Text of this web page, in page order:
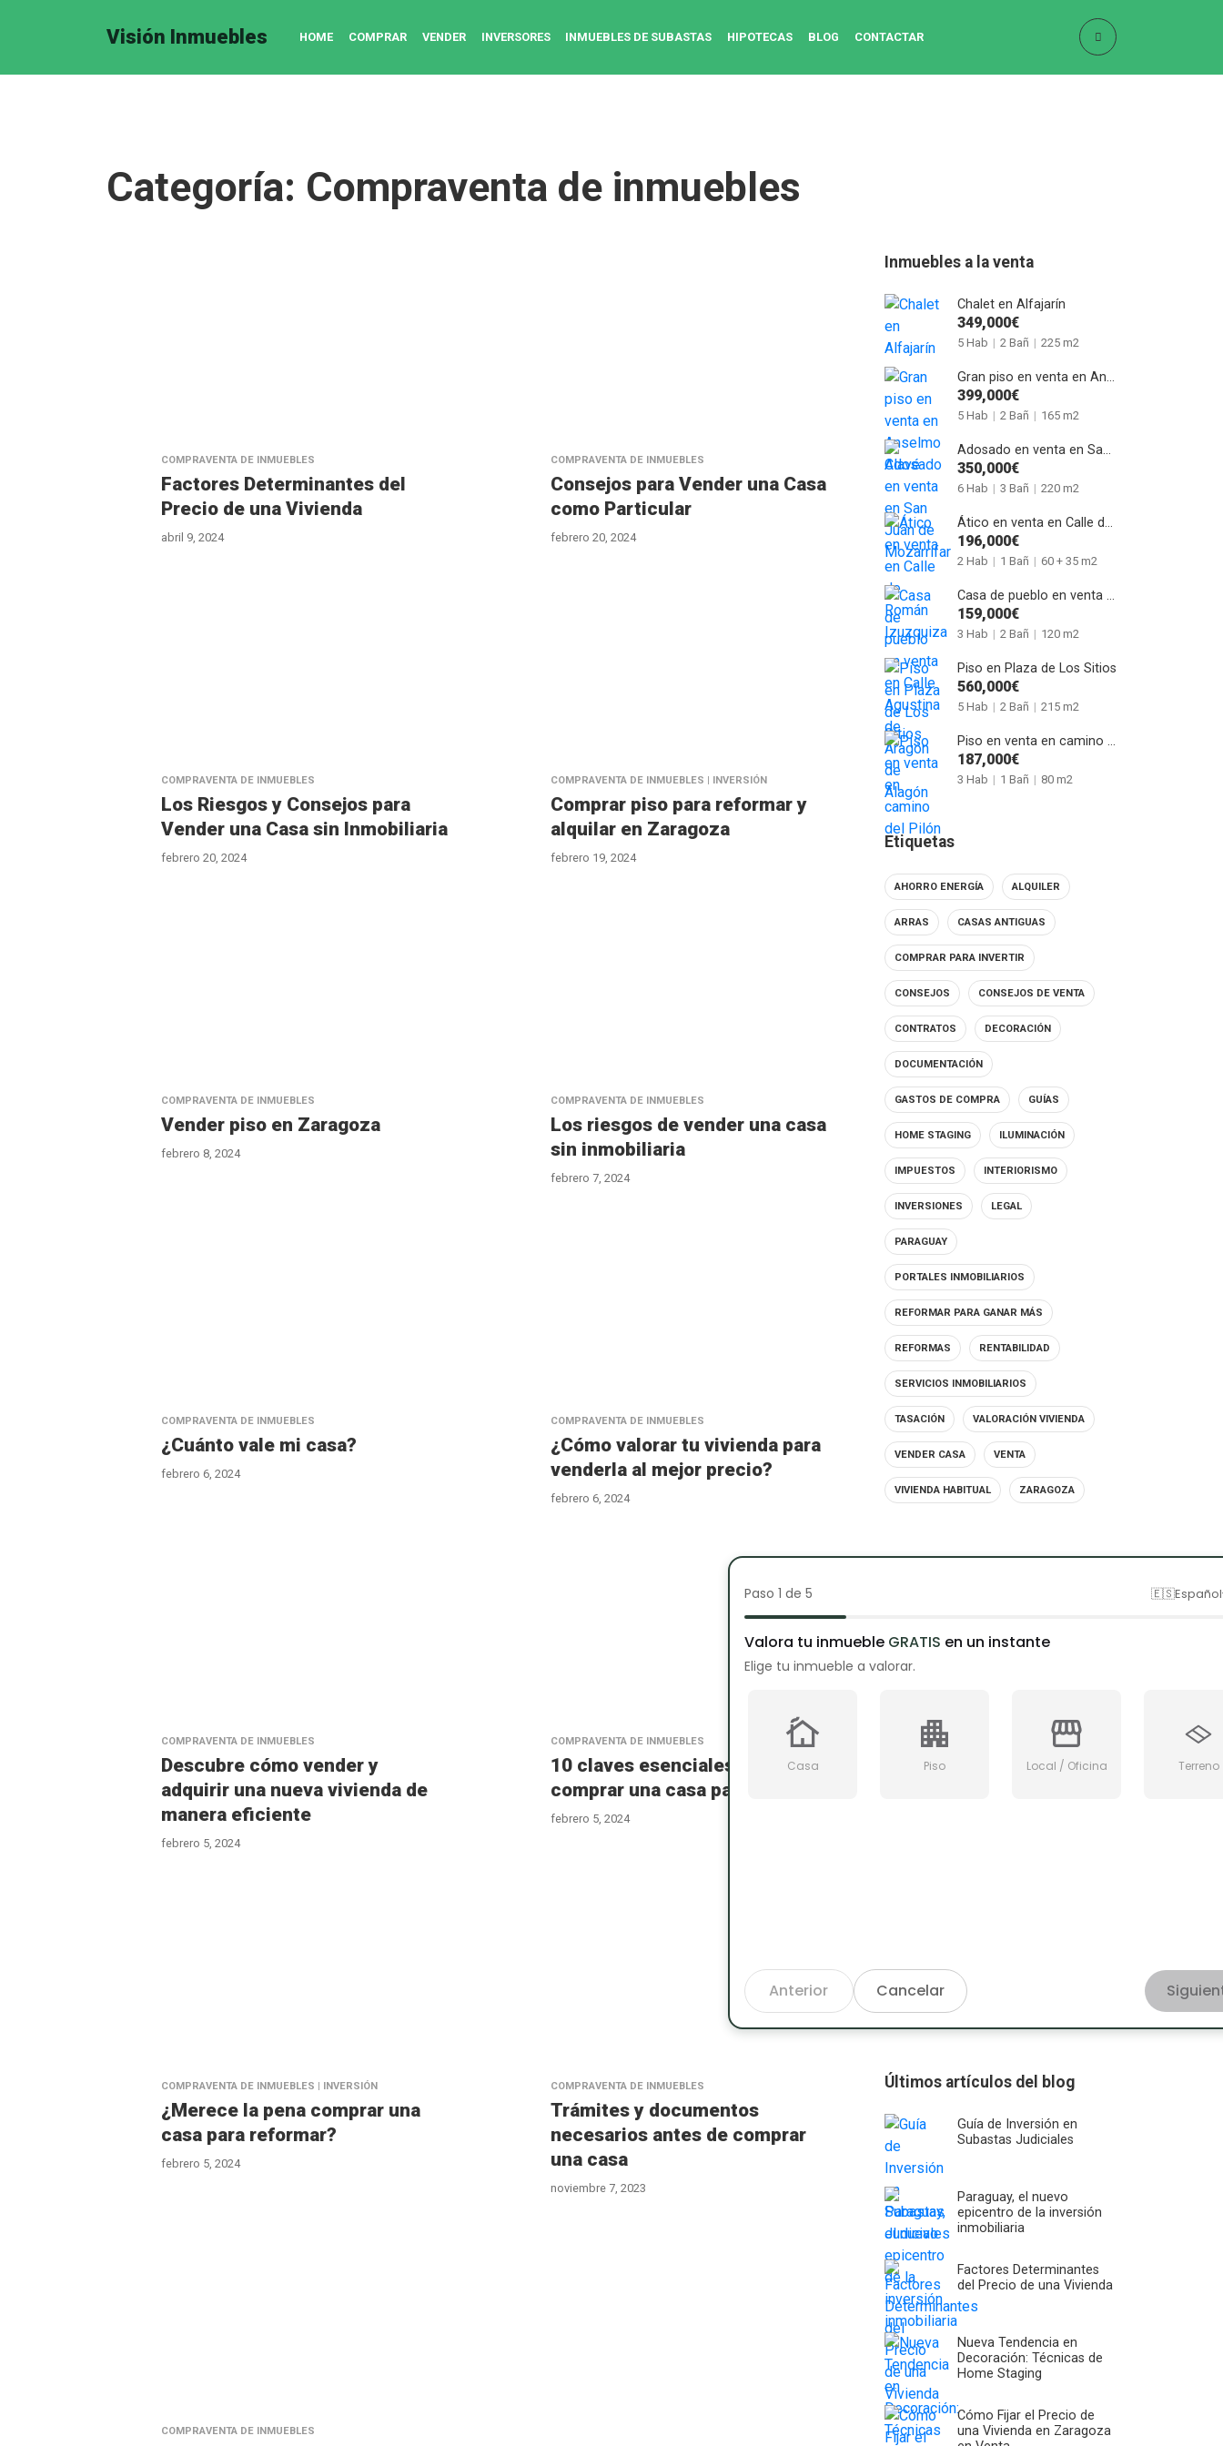
Visión Inmuebles HOME COMPRAR VENDER INVERSORES INMUEBLES DE SUBASTAS HIPOTECAS BLOG CONTACTAR
Categoría: Compraventa de inmuebles
COMPRAVENTA DE INMUEBLES
Factores Determinantes del
Precio de una Vivienda
abril 9, 2024
COMPRAVENTA DE INMUEBLES
Consejos para Vender una Casa
como Particular
febrero 20, 2024
COMPRAVENTA DE INMUEBLES
Los Riesgos y Consejos para
Vender una Casa sin Inmobiliaria
febrero 20, 2024
COMPRAVENTA DE INMUEBLES | INVERSIÓN
Comprar piso para reformar y
alquilar en Zaragoza
febrero 19, 2024
COMPRAVENTA DE INMUEBLES
Vender piso en Zaragoza
febrero 8, 2024
COMPRAVENTA DE INMUEBLES
Los riesgos de vender una casa
sin inmobiliaria
febrero 7, 2024
COMPRAVENTA DE INMUEBLES
¿Cuánto vale mi casa?
febrero 6, 2024
COMPRAVENTA DE INMUEBLES
¿Cómo valorar tu vivienda para
venderla al mejor precio?
febrero 6, 2024
COMPRAVENTA DE INMUEBLES
Descubre cómo vender y
adquirir una nueva vivienda de
manera eficiente
febrero 5, 2024
COMPRAVENTA DE INMUEBLES
10 claves esenciales para
comprar una casa para reformar
febrero 5, 2024
COMPRAVENTA DE INMUEBLES | INVERSIÓN
¿Merece la pena comprar una
casa para reformar?
febrero 5, 2024
COMPRAVENTA DE INMUEBLES
Trámites y documentos
necesarios antes de comprar
una casa
noviembre 7, 2023
COMPRAVENTA DE INMUEBLES
Inmuebles a la venta
Chalet en Alfajarín
349,000€
5 Hab | 2 Bañ | 225 m2
Gran piso en venta en Anselmo Clavé
399,000€
5 Hab | 2 Bañ | 165 m2
Adosado en venta en San Juan de Mozarrifar
350,000€
6 Hab | 3 Bañ | 220 m2
Ático en venta en Calle de Román Izuzquiza
196,000€
2 Hab | 1 Bañ | 60 + 35 m2
Casa de pueblo en venta en Calle Agustina de Aragón de Alagón
159,000€
3 Hab | 2 Bañ | 120 m2
Piso en Plaza de Los Sitios
560,000€
5 Hab | 2 Bañ | 215 m2
Piso en venta en camino del Pilón
187,000€
3 Hab | 1 Bañ | 80 m2
Etiquetas
AHORRO ENERGÍA ALQUILER
ARRAS CASAS ANTIGUAS
COMPRAR PARA INVERTIR
CONSEJOS CONSEJOS DE VENTA
CONTRATOS DECORACIÓN
DOCUMENTACIÓN
GASTOS DE COMPRA GUÍAS
HOME STAGING ILUMINACIÓN
IMPUESTOS INTERIORISMO
INVERSIONES LEGAL
PARAGUAY
PORTALES INMOBILIARIOS
REFORMAR PARA GANAR MÁS
REFORMAS RENTABILIDAD
SERVICIOS INMOBILIARIOS
TASACIÓN VALORACIÓN VIVIENDA
VENDER CASA VENTA
VIVIENDA HABITUAL ZARAGOZA
Paso 1 de 5 🇪🇸Español
Valora tu inmueble GRATIS en un instante
Elige tu inmueble a valorar.
Casa Piso Local / Oficina Terreno
Anterior Cancelar
Últimos artículos del blog
Guía de Inversión en
Subastas Judiciales
Paraguay, el nuevo
epicentro de la inversión
inmobiliaria
Factores Determinantes
del Precio de una Vivienda
Nueva Tendencia en
Decoración: Técnicas de
Home Staging
Cómo Fijar el Precio de
una Vivienda en Zaragoza